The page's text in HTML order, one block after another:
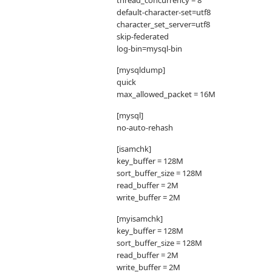
default-character-set=utf8
character_set_server=utf8
skip-federated
log-bin=mysql-bin
[mysqldump]
quick
max_allowed_packet = 16M
[mysql]
no-auto-rehash
[isamchk]
key_buffer = 128M
sort_buffer_size = 128M
read_buffer = 2M
write_buffer = 2M
[myisamchk]
key_buffer = 128M
sort_buffer_size = 128M
read_buffer = 2M
write_buffer = 2M